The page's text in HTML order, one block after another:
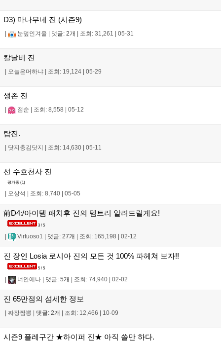
D3) 마나무네 진 (시즌9)
눈덮인겨울 댓글: 2개 조회: 31,261 05-31
칼날비 진
오늘은머하냐 조회: 19,124 05-29
생존 진
점순 조회: 8,558 05-12
탑진.
닷지충김닷지 조회: 14,630 05-11
선 수호천사 진
평가중 (1)
| 오상석 | 조회: 8,740 | 05-05
前D4:/아이템 패치후 진의 템트리 알려드릴게요!
3 / 5
| Virtuoso1 | 댓글: 27개 | 조회: 165,198 | 02-12
진 장인 Losia 로시아 진의 모든 것 100% 파헤쳐 보자!!
5 / 5
너안에나 댓글: 5개 조회: 74,940 02-02
진 65만점의 섬세한 정보
짜장짬뽕 댓글: 2개 조회: 12,466 10-09
시즌9 플레구간 ★하이퍼 진★ 아직 쓸만 하다.